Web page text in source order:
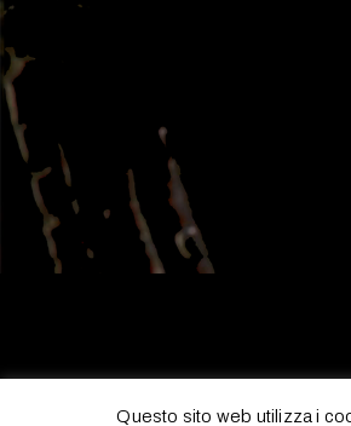
Questo sito web utilizza i